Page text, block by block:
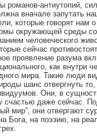
романов-антиутопий,
вначале запутать
которые говорят нам
окружающей среды
человеческого
сейчас
проявление разума
как внутри
мира. Такие люди
шанс отвергнуть
Они, в
счастью даже сейчас.
мир”, они отвергают
Бога, на поэзию, на